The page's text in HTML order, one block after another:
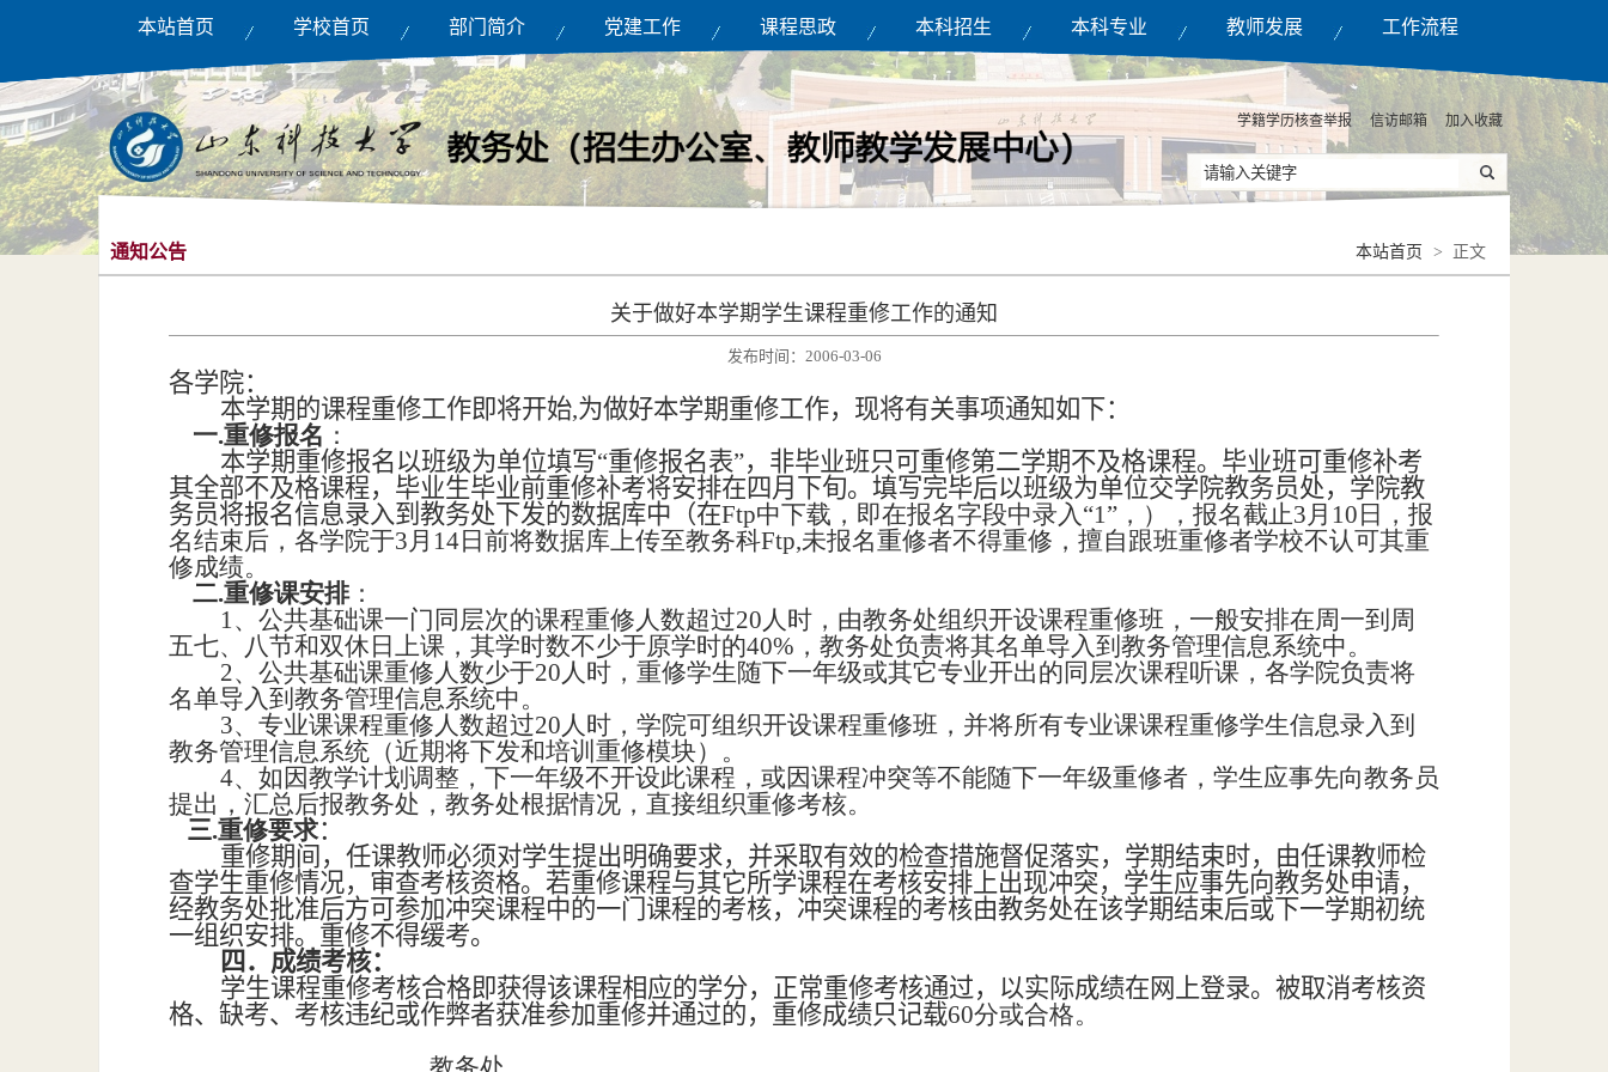
本站首页 学校首页 部门简介 党建工作 课程思政 本科招生 本科专业 教师发展 工作流程
学籍学历核查举报 信访邮箱 加入收藏
通知公告 本站首页 > 正文
关于做好本学期学生课程重修工作的通知
发布时间：2006-03-06
各学院：
本学期的课程重修工作即将开始,为做好本学期重修工作，现将有关事项通知如下：
一.重修报名 ：
本学期重修报名以班级为单位填写“重修报名表”，非毕业班只可重修第二学期不及格课程。毕业班可重修补考
其全部不及格课程，毕业生毕业前重修补考将安排在四月下旬。填写完毕后以班级为单位交学院教务员处，学院教
务员将报名信息录入到教务处下发的数据库中（在Ftp中下载，即在报名字段中录入“1”，），报名截止3月10日，报
名结束后，各学院于3月14日前将数据库上传至教务科Ftp,未报名重修者不得重修，擅自跟班重修者学校不认可其重
修成绩。
二.重修课安排：
1、公共基础课一门同层次的课程重修人数超过20人时，由教务处组织开设课程重修班，一般安排在周一到周
五七、八节和双休日上课，其学时数不少于原学时的40%，教务处负责将其名单导入到教务管理信息系统中。
2、公共基础课重修人数少于20人时，重修学生随下一年级或其它专业开出的同层次课程听课，各学院负责将
名单导入到教务管理信息系统中。
3、专业课课程重修人数超过20人时，学院可组织开设课程重修班，并将所有专业课课程重修学生信息录入到
教务管理信息系统（近期将下发和培训重修模块）。
4、如因教学计划调整，下一年级不开设此课程，或因课程冲突等不能随下一年级重修者，学生应事先向教务员
提出，汇总后报教务处，教务处根据情况，直接组织重修考核。
三.重修要求：
重修期间，任课教师必须对学生提出明确要求，并采取有效的检查措施督促落实，学期结束时，由任课教师检
查学生重修情况，审查考核资格。若重修课程与其它所学课程在考核安排上出现冲突，学生应事先向教务处申请，
经教务处批准后方可参加冲突课程中的一门课程的考核，冲突课程的考核由教务处在该学期结束后或下一学期初统
一组织安排。重修不得缓考。
四．成绩考核：
学生课程重修考核合格即获得该课程相应的学分，正常重修考核通过，以实际成绩在网上登录。被取消考核资
格、缺考、考核违纪或作弊者获准参加重修并通过的，重修成绩只记载60分或合格。